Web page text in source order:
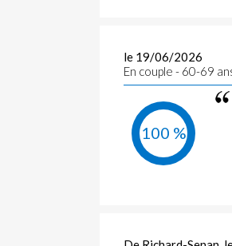
le 19/06/2026
En couple - 60-69
100 %